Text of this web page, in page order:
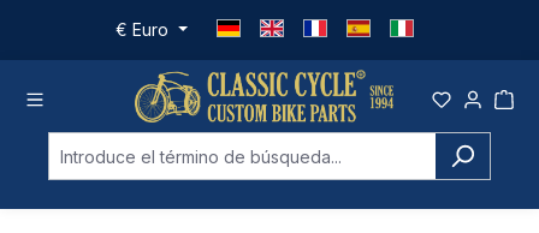
Saltar al contenido principal
€ Euro